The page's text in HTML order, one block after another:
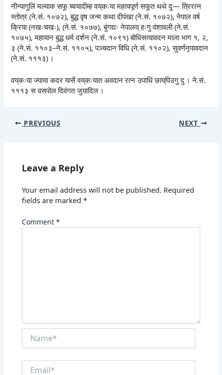
नीन्यागुलिं मल्याक सफू च्वयादीम्ह वय्‌कःया महत्वपूर्ण सफूत थथे दु— त्रिरत्न
स्तोत्र (ने.सं. १०७२), बुद्ध वृष जन्म कथा दीपंखा (ने.सं. १०७२), नेपाल वर्ष
क्रिया (नखःचखः), (ने.सं. १०७७), बुंगद्यः नेपालय् हःगु वंशावली (ने.सं.
१०७५), महायान बुद्ध धर्म दर्शन (ने.सं. १०९१) बोधिसत्वावदन माला भाग १, २,
३ (ने.सं. ११०३–ने.सं. ११०५), पञ्चदान विधि (ने.सं. ११०२), सुवर्णनृपावदान
(ने.सं. १११३) ।
वय्‌कःया ज्याया कदर यासें वय्‌कःयात अवदान रत्न उपाधिं छाय्‌पिउगु दु । ने.सं.
१११३ स वसपोल दिवंगत जुयादिल ।
PREVIOUS NEXT
Leave a Reply
Your email address will not be published. Required
fields are marked*
Comment*